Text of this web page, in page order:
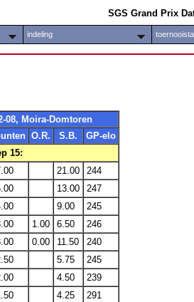
SGS Grand Prix
indeling
08, Moira-Domtoren
O.R. S.B.
GP-elo
15:
21.00
244
13.00
247
9.00
245
1.00 6.50
246
0.00 11.50
240
5.75
245
4.50
239
4.25
291